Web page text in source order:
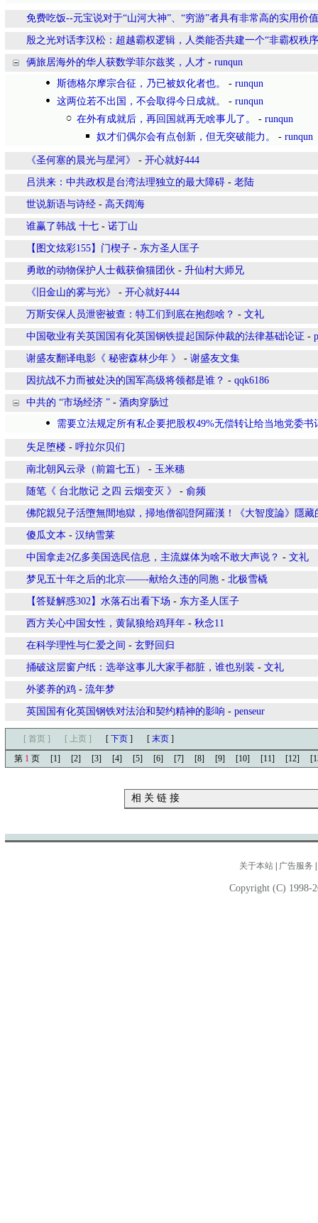
免费吃饭--元宝说对于“山河大神”、“穷游”者具有非常高的实用价
殷之光对话李汉松：超越霸权逻辑，人类能否共建一个“非霸权秩
俩旅居海外的华人获数学菲尔兹奖，人才 - runqun
斯德格尔摩宗合征，乃已被奴化者也。
- runqun
这两位若不出国，不会取得今日成就。
- runqun
在外有成就后，再回国就再无啥事儿了。
- runqun
奴才们偶尔会有点创新，但无突破能力。
- runqun
《圣何塞的晨光与星河》 - 开心就好444
吕洪来：中共政权是台湾法理独立的最大障碍 - 老陆
世说新语与诗经 - 高天阔海
谁赢了韩战 十七 - 诺丁山
【图文炫彩155】门楔子 - 东方圣人匡子
勇敢的动物保护人士截获偷猫团伙 - 升仙村大师兄
《旧金山的雾与光》 - 开心就好444
万斯安保人员泄密被查：特工们到底在抱怨啥？ - 文礼
中国敬业有关英国国有化英国钢铁提起国际仲裁的法律基础论证 -
谢盛友翻译电影《 秘密森林少年 》 - 谢盛友文集
因抗战不力而被处决的国军高级将领都是谁？ - qqk6186
中共的 “市场经济 ” - 酒肉穿肠过
需要立法规定所有私企要把股权49%无偿转让给当地党委书
失足堕楼 - 呼拉尔贝们
南北朝风云录（前篇七五） - 玉米穗
随笔《 台北散记 之四 云烟变灭 》 - 俞频
佛陀親兒子活墮無間地獄，掃地僧卻證阿羅漢！《大智度論》隱藏
傻瓜文本 - 汉纳雪莱
中国拿走2亿多美国选民信息，主流媒体为啥不敢大声说？ - 文礼
梦见五十年之后的北京——-献给久违的同胞 - 北极雪橇
【答疑解惑302】水落石出看下场 - 东方圣人匡子
西方关心中国女性，黄鼠狼给鸡拜年 - 秋念11
在科学理性与仁爱之间 - 玄野回归
捅破这层窗户纸：选举这事儿大家手都脏，谁也别装 - 文礼
外婆养的鸡 - 流年梦
英国国有化英国钢铁对法治和契约精神的影响 - penseur
[ 首页 ] [ 上页 ] [ 下页 ] [ 末页 ]
第 1 页 [1] [2] [3] [4] [5] [6] [7] [8] [9] [10] [11] [12]
相 关 链 接
关于本站 广告服务
Copyright (C) 1998-